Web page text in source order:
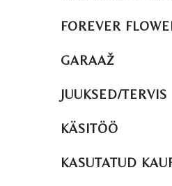
FOREVER
GARAAŽ
JUUKSED/TERVIS
KÄSITÖÖ
KASUTATUD